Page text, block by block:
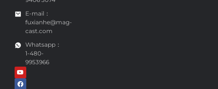
E-mail：
fuxianhe@mag-
Whatsapp：
1-480-